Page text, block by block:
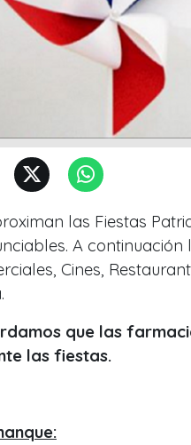
las Fiestas
A
Cines,
que las
las fiestas.